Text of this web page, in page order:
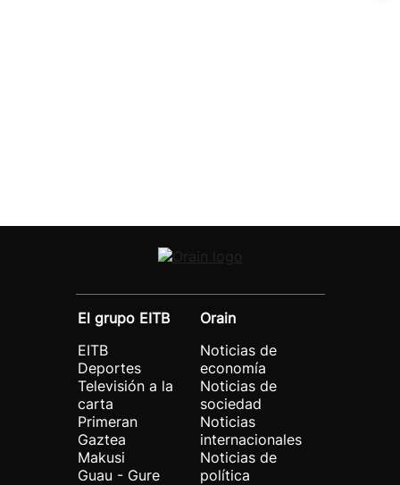
El grupo EITB
EITB
Deportes
Televisión a la
carta
Primeran
Gaztea
Makusi
Guau - Gure
Orain
Noticias de
economía
Noticias de
sociedad
Noticias
internacionales
Noticias de
política